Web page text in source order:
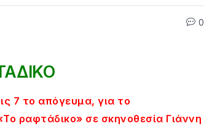
0
7 το απόγευμα, για το
ραφτάδικο» σε σκηνοθεσία Γιάννη